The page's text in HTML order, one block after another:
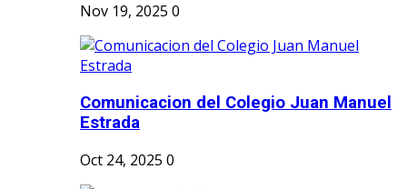
Nov 19, 2025 0
Comunicacion del Colegio Juan Manuel
Estrada
Oct 24, 2025 0